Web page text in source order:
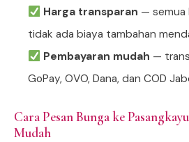
Harga transparan — semua
tidak ada biaya tambahan
Pembayaran mudah —
GoPay, OVO, Dana, dan COD
Cara Pesan Bunga ke
Mudah